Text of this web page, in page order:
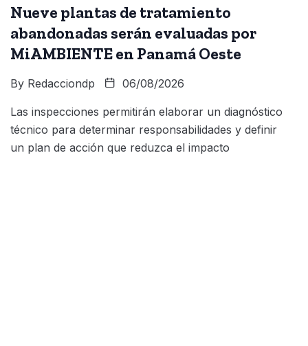
Nueve plantas de tratamiento
abandonadas serán evaluadas por
MiAMBIENTE en Panamá Oeste
By Redacciondp 06/08/2026
Las inspecciones permitirán elaborar un diagnóstico
técnico para determinar responsabilidades y definir
un plan de acción que reduzca el impacto